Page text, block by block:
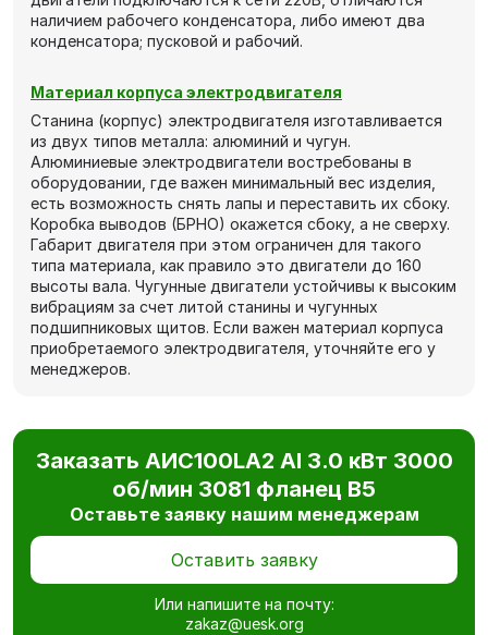
наличием рабочего конденсатора, либо имеют два
конденсатора; пусковой и рабочий.
Материал корпуса электродвигателя
Станина (корпус) электродвигателя изготавливается
из двух типов металла: алюминий и чугун.
Алюминиевые электродвигатели востребованы в
оборудовании, где важен минимальный вес изделия,
есть возможность снять лапы и переставить их сбоку.
Коробка выводов (БРНО) окажется сбоку, а не сверху.
Габарит двигателя при этом ограничен для такого
типа материала, как правило это двигатели до 160
высоты вала. Чугунные двигатели устойчивы к высоким
вибрациям за счет литой станины и чугунных
подшипниковых щитов. Если важен материал корпуса
приобретаемого электродвигателя, уточняйте его у
менеджеров.
Заказать AИC100LA2 Al 3.0 кВт 3000
об/мин 3081 фланец В5
Оставьте заявку нашим менеджерам
Оставить заявку
Или напишите на почту:
zakaz@uesk.org